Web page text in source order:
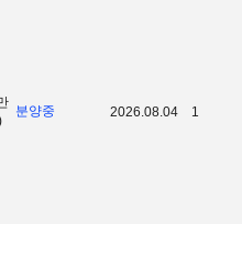
분양중 2026.08.04 1